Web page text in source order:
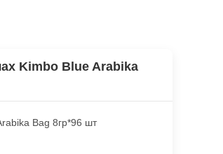
Kimbo Blue Arabika
Bag 8гр*96 шт